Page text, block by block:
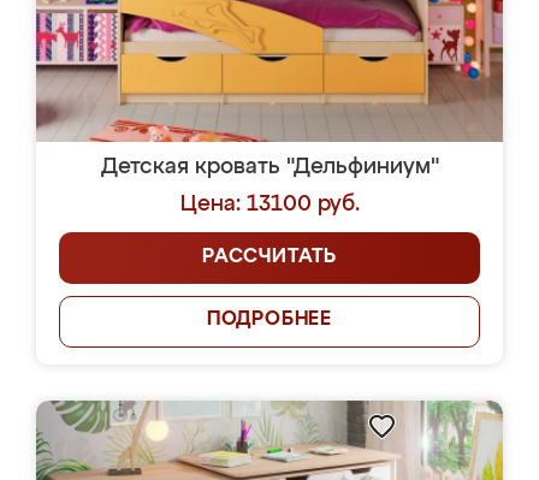
Детская кровать "Дельфиниум"
Цена: 13100 руб.
РАССЧИТАТЬ
ПОДРОБНЕЕ